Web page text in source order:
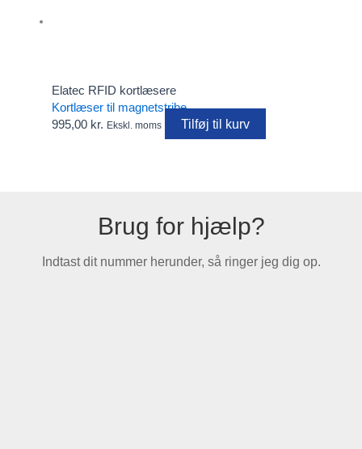
Elatec RFID kortlæsere
Kortlæser til magnetstribe
995,00 kr. Ekskl. moms Tilføj til kurv
Brug for hjælp?
Indtast dit nummer herunder, så ringer jeg dig op.